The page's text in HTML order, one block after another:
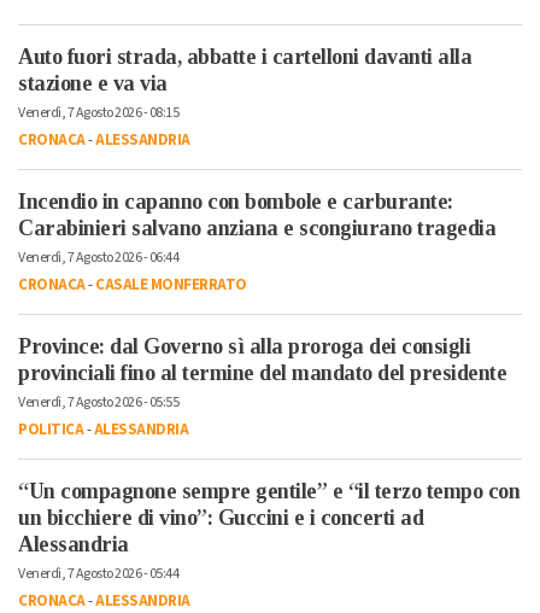
Auto fuori strada, abbatte i cartelloni davanti alla
stazione e va via
Venerdì, 7 Agosto 2026 - 08:15
CRONACA-ALESSANDRIA
Incendio in capanno con bombole e carburante:
Carabinieri salvano anziana e scongiurano tragedia
Venerdì, 7 Agosto 2026 - 06:44
CRONACA-CASALE MONFERRATO
Province: dal Governo sì alla proroga dei consigli
provinciali fino al termine del mandato del presidente
Venerdì, 7 Agosto 2026 - 05:55
POLITICA-ALESSANDRIA
“Un compagnone sempre gentile” e “il terzo tempo con
un bicchiere di vino”: Guccini e i concerti ad
Alessandria
Venerdì, 7 Agosto 2026 - 05:44
CRONACA-ALESSANDRIA